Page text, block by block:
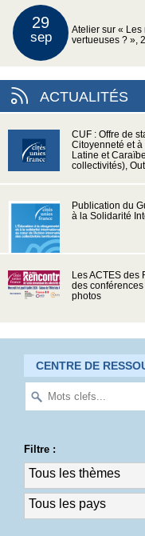
29
sep
Atelier sur «
vertueuses ? »,
ACTUALITÉS
CUF : Offre de
Citoyenneté et
Latine et
collectivités),
Publication du
à la Solidarité
Les ACTES
des
photos
CENTRE DE
Filtre :